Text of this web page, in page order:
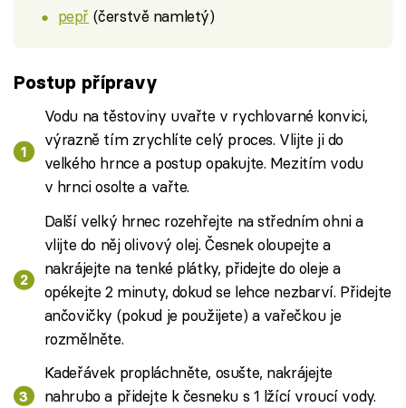
pepř (čerstvě namletý)
Postup přípravy
Vodu na těstoviny uvařte v rychlovarné konvici,
výrazně tím zrychlíte celý proces. Vlijte ji do
velkého hrnce a postup opakujte. Mezitím vodu
v hrnci osolte a vařte.
Další velký hrnec rozehřejte na středním ohni a
vlijte do něj olivový olej. Česnek oloupejte a
nakrájejte na tenké plátky, přidejte do oleje a
opékejte 2 minuty, dokud se lehce nezbarví. Přidejte
ančovičky (pokud je použijete) a vařečkou je
rozmělněte.
Kadeřávek propláchněte, osušte, nakrájejte
nahrubo a přidejte k česneku s 1 lžící vroucí vody.